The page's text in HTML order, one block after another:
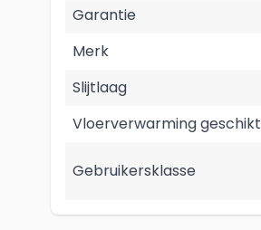
Garantie
Merk
Slijtlaag
Vloerverwarming geschikt
Gebruikersklasse